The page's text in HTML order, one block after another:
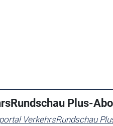
Plus-
VerkehrsRundschau